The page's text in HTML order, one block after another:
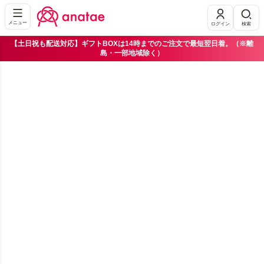
メニュー ログイン 検索
【土日祝も配送対応】ギフトBOXは14時までのご注文で最短翌日着。（※離
島・一部地域除く）